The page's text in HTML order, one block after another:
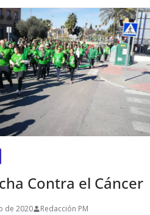
Contra el Cáncer
de 2020 Redacción PM